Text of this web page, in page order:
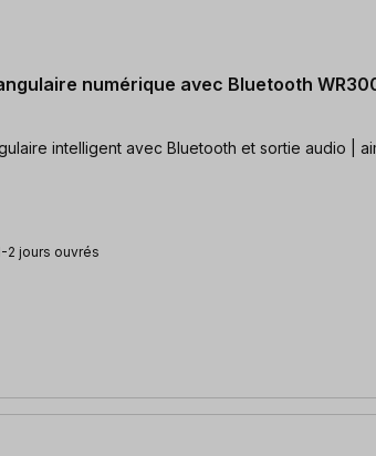
numérique avec Bluetooth
intelligent avec Bluetooth et sortie audio |
2 jours ouvrés